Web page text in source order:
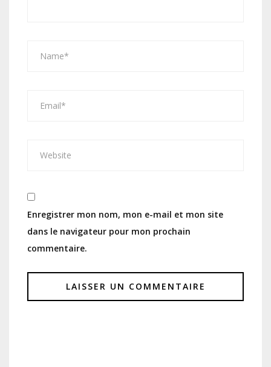
Enregistrer mon nom, mon e-mail et mon site
dans le navigateur pour mon prochain
commentaire.